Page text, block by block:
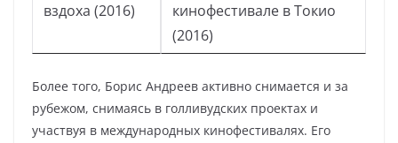
вздоха (2016)
кинофестивале в Токио
(2016)
Более того, Борис Андреев активно снимается и за
рубежом, снимаясь в голливудских проектах и
участвуя в международных кинофестивалях. Его